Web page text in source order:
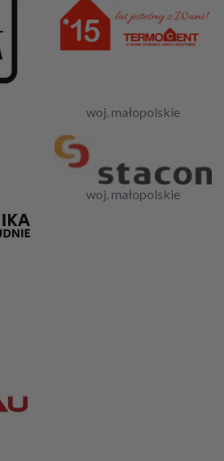
woj. małopolskie
woj. małopolskie